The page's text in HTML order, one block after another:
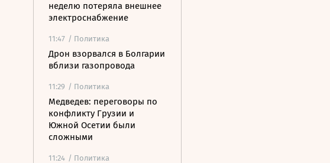
неделю потеряла внешнее
электроснабжение
11:47 / Политика
Дрон взорвался в Болгарии
вблизи газопровода
11:29 / Политика
Медведев: переговоры по
конфликту Грузии и
Южной Осетии были
сложными
11:24 / Политика